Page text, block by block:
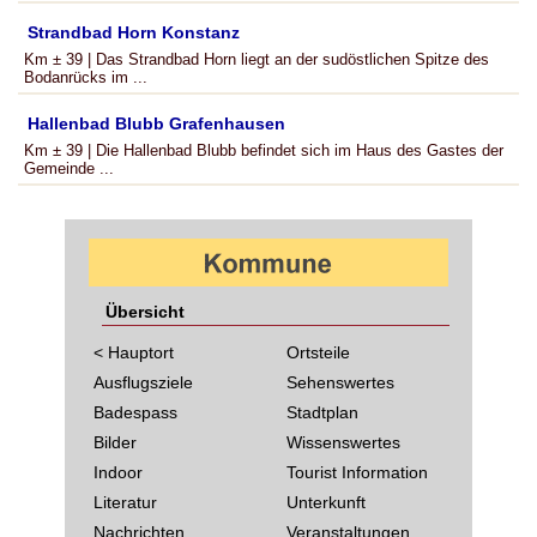
Strandbad Horn Konstanz
Km ± 39 | Das Strandbad Horn liegt an der sudöstlichen Spitze des
Bodanrücks im ...
Hallenbad Blubb Grafenhausen
Km ± 39 | Die Hallenbad Blubb befindet sich im Haus des Gastes der
Gemeinde ...
Übersicht
< Hauptort
Ausflugsziele
Badespass
Bilder
Indoor
Literatur
Nachrichten
Ortsteile
Sehenswertes
Stadtplan
Wissenswertes
Tourist Information
Unterkunft
Veranstaltungen